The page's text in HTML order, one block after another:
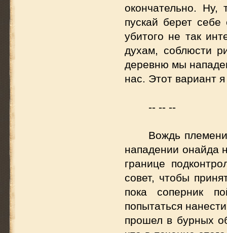
окончательно.
пускай берет
убитого не так
духам, соблюсти
деревню мы
нас. Этот вариант
-- -- --
Вождь
нападении онайда
границе
совет, чтобы
пока соперник
попытаться
прошел в бурных